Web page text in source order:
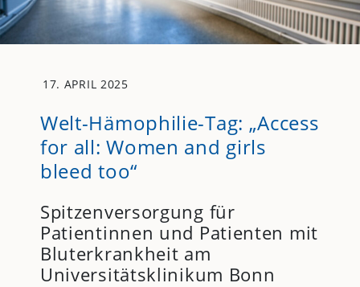
17. APRIL 2025
Welt-Hämophilie-Tag: „Access
for all: Women and girls
bleed too“
Spitzenversorgung für
Patientinnen und Patienten mit
Bluterkrankheit am
Universitätsklinikum Bonn